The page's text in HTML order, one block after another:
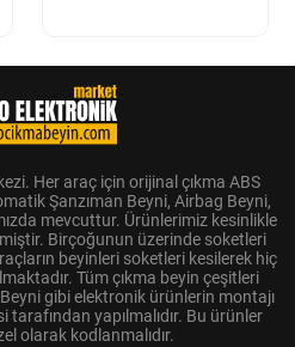
Her araç için orijinal çıkma ABS
Şanzıman Beyni, Airbag Beyni,
mevcuttur. Ürünlerimiz kesinlikle
Birçoğunun üzerinde soketleri
beyinleri soketleri kesilerek hiç
Tüm çıkma beyin çeşitleri
gibi elektronik ürünlerin montajı
yapılmalıdır. Bu ürünler
olarak kodlanmalıdır.